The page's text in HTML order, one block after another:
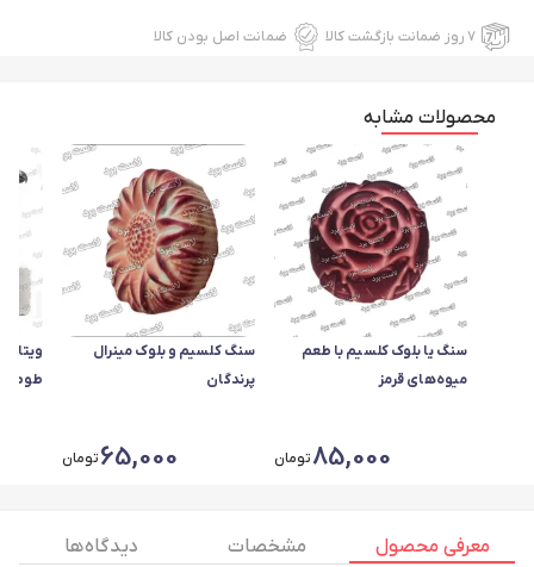
۷ روز ضمانت بازگشت کالا ضمانت اصل بودن کالا
محصولات مشابه
سنگ یا بلوک کلسیم با طعم
میوه‌های قرمز
85,000تومان
سنگ کلسیم و بلوک مینرال
پرندگان
65,000تومان
معرفی محصول مشخصات
دیدگاه ها